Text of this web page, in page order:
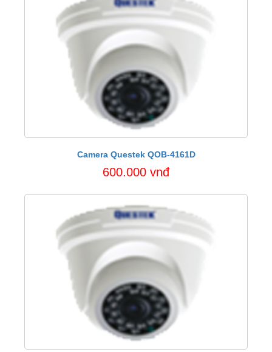
Camera Questek QOB-4161D
600.000 vnđ